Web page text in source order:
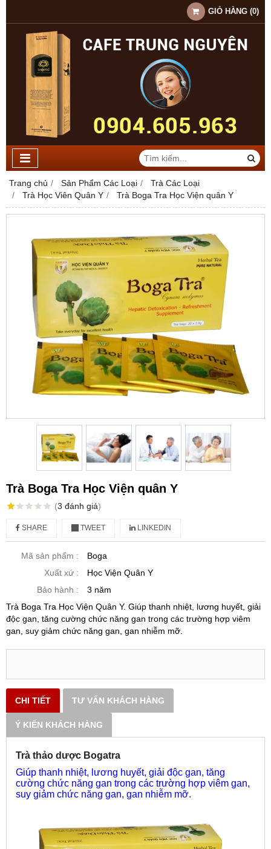
GIỎ HÀNG (0)
Trang chủ Sản Phẩm Các Loại
Trà Các Loại
Trà Học Viên Quân Y
Trà Boga Tra Học Viện quân Y
Trà Boga Tra Học Viện quân Y
(3 đánh giá)
SHARE TWEET LINKEDIN
Mã sản phẩm :
Boga
Xuất xứ :
Học Viện Quân Y
Bảo hành :
3 năm
Trà Boga Tra Học Viện Quân Y. Giúp thanh nhiệt, lương huyết, giải
độc gan, tăng cường chức năng gan trong các trường hợp viêm
gan, suy giảm chức năng gan, gan nhiễm mỡ.
CHI TIẾT TƯ VẤN KHÁCH HÀNG
Ý KIẾN KHÁCH HÀNG
Trà thảo dược Bogatra
Giúp thanh nhiệt, lương huyết, giải độc gan, tăng
cường chức năng gan trong các trường hợp viêm gan,
suy giảm chức năng gan, gan nhiễm mỡ.